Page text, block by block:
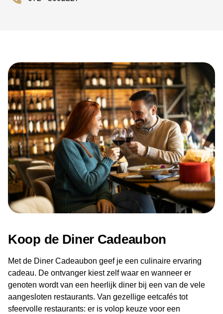
of af te sluiten. Binnen geniet je van een gezellige, rustieke
Wil je komen tafelen bij Restaurant Duingroet, dan
reserveer je voor het restaurant uitsluitend telefonisch via
072 - 509 2227. Voor het terras hoef je geen reservatie te
maken. Op woensdag kan reserveren enkel per e-mail via
info@duingroet.nl. De keuken blijft open tot 21.30 uur.
Kom eten bij Restaurant Duingroet
met de Diner Cadeaukaart
Je kunt bij Restaurant Duingroet ook genieten met je Diner
Cadeaukaart. Het restaurant accepteert deze cadeaukaart,
wat het een feestelijke en flexibele manier maakt om
iemand te verrassen of zelf een culinaire avond te beleven.
Contactgegevens
Adres: Heereweg 284, 1873 GG Groet
Telefoon: 072 - 509 2227
E-mail:info@duingroet.nl
Website:www.duingroet.nl
Koop de Diner Cadeaubon
Met de Diner Cadeaubon geef je een culinaire ervaring
cadeau. De ontvanger kiest zelf waar en wanneer er
genoten wordt van een heerlijk diner bij een van de vele
aangesloten restaurants. Van gezellige eetcafés tot
sfeervolle restaurants: er is volop keuze voor een